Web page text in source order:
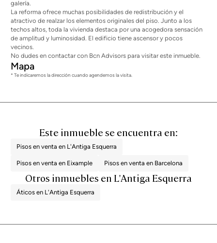
galería.
La reforma ofrece muchas posibilidades de redistribución y el
atractivo de realzar los elementos originales del piso. Junto a los
techos altos, toda la vivienda destaca por una acogedora sensación
de amplitud y luminosidad. El edificio tiene ascensor y pocos
vecinos.
No dudes en contactar con Bcn Advisors para visitar este inmueble.
Mapa
* Te indicaremos la dirección cuando agendemos la visita.
Este inmueble se encuentra en:
Pisos en venta en L'Antiga Esquerra
Pisos en venta en Eixample Pisos en venta en Barcelona
Otros inmuebles en L'Antiga Esquerra
Áticos en L'Antiga Esquerra